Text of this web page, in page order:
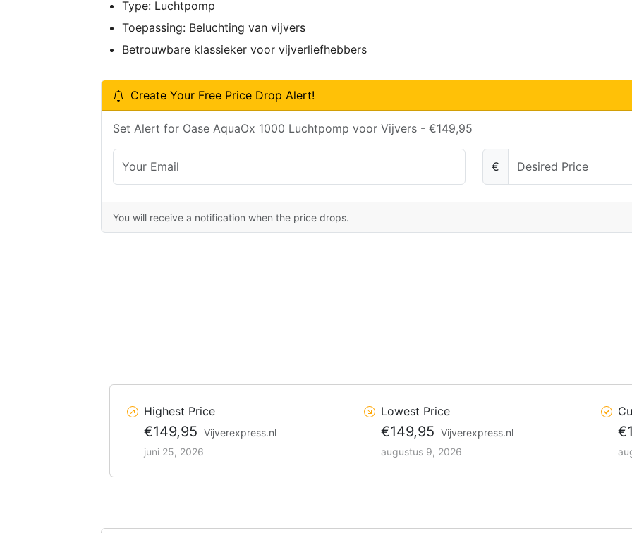
Type: Luchtpomp
Toepassing: Beluchting van vijvers
Betrouwbare klassieker voor vijverliefhebbers
Create Your Free Price Drop Alert!
Set Alert for Oase AquaOx 1000 Luchtpomp voor Vijvers - €149,95
€
You will receive a notification when the price drops.
Highest Price
€149,95 Vijverexpress.nl
juni 25, 2026
Lowest Price
€149,95 Vijverexpress.nl
augustus 9, 2026